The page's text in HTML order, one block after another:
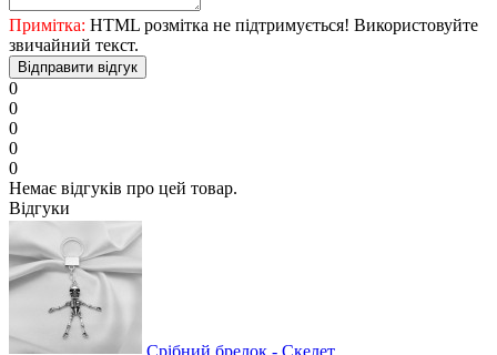
Примітка: HTML розмітка не підтримується! Використовуйте
звичайний текст.
Відправити відгук
0
0
0
0
0
Немає відгуків про цей товар.
Відгуки
Срібний брелок - Скелет